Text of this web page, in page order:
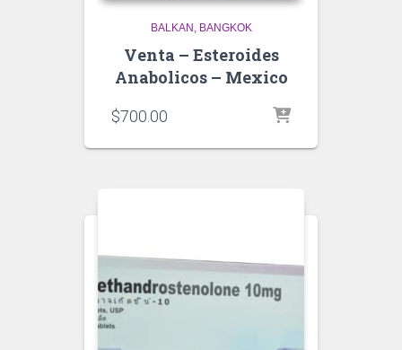
BALKAN BANGKOK
Venta – Esteroides
Anabolicos – Mexico
$700.00